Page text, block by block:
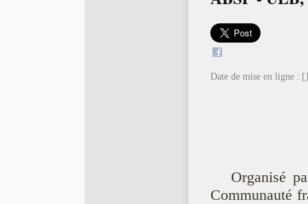
Date de mise en ligne :
Organisé
Communauté